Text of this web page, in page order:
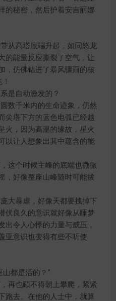
的秘密，然后护着安吉丽娜
高塔底端升起，如同怒龙
的能量反应撕裂了空气，让
，仿佛钻进了暴风骤雨的核
自动激发的？
千米内的生命迹象，仍然
尖塔下方的蓝色电弧已经越
火，因为高温的缘故，星火
以让人想象出其中蕴含的能
个时候主峰的底端也微微
，好像整座山峰随时可能拔
暴虐，好像天都要拽掉下
伏良久的意识就好像从睡梦
出令人心悸的力量与威压，
亚意识也变得有些不听使
都是活的？”
也顾不得朝上攀爬，紧紧
跑去。在他的人士中，就算